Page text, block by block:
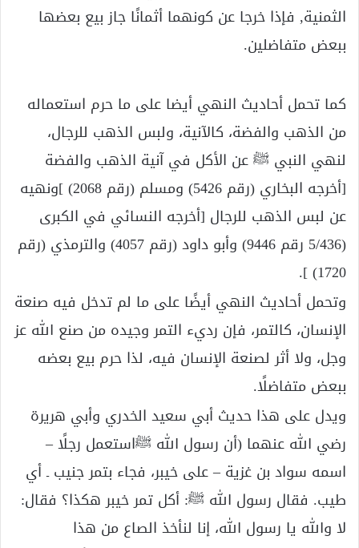
الثمنية, فإذا خرجا عن كونهما أثمانًا جاز بيع بعضها
ببعض متفاضلين.
كما تحمل أحاديث النهي أيضا على ما حرم استعماله
من الذهب والفضة، كالآنية، ولبس الذهب للرجال،
لنهي النبي ﷺ عن الأكل في آنية الذهب والفضة
[أخرجه البخاري (رقم 5426) ومسلم (رقم 2068) ]ونهيه
عن لبس الذهب للرجال [أخرجه النسائي في الكبرى
(5/436 رقم 9446) وأبو داود (رقم 4057) والترمذي (رقم
1720) ].
وتحمل أحاديث النهي أيضًا على ما لم تدخل فيه صنعة
الإنسان، كالتمر، فإن رديء التمر وجيده من صنع الله عز
وجل، ولا أثر لصنعة الإنسان فيه، لذا حرم بيع بعضه
ببعض متفاضلًا.
ويدل على هذا حديث أبي سعيد الخدري وأبي هريرة
رضي الله عنهما (أن رسول الله ﷺاستعمل رجلًا –
اسمه سواد بن غزية – على خيبر، فجاء بتمر جنيب ـ أي
طيب. فقال رسول الله ﷺ: أكل تمر خيبر هكذا؟ فقال:
لا والله يا رسول الله، إنا لنأخذ الصاع من هذا